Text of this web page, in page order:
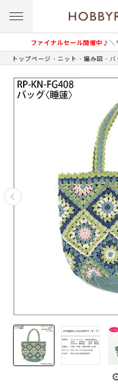
ファイナルセール開催中♪＼
トップページ ニット 編み図 バ